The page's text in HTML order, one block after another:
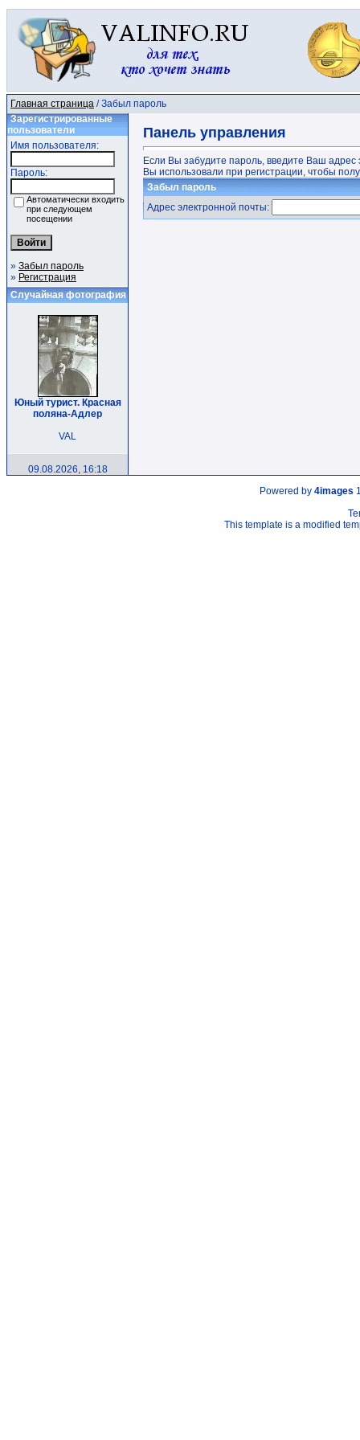
Главная страница / Забыл пароль
Зарегистрированные
пользователи
Имя пользователя:
Пароль:
Автоматически входить
при следующем
посещении
» Забыл пароль
» Регистрация
Случайная фотография
Юный турист. Красная
поляна-Адлер
VAL
09.08.2026, 16:18
Панель управления
Если Вы забудите пароль, введите Ваш адрес
Вы использовали при регистрации, чтобы
Забыл пароль
Адрес электронной почты:
Powered by 4images
This template is a modified